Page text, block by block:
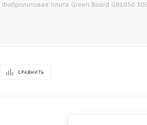
Фибролитовая плита Green Board GB1050
СРАВНИТЬ